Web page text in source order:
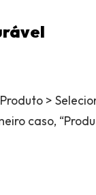
>
caso,